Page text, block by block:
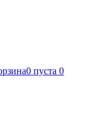
0 пуста 0